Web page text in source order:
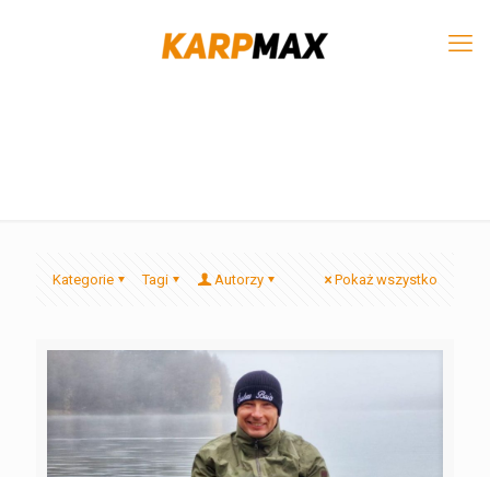
Kategorie Tagi Autorzy Pokaż wszystko